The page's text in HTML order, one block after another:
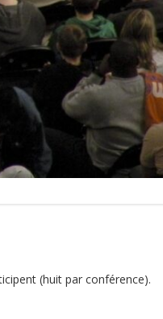
(huit par conférence).